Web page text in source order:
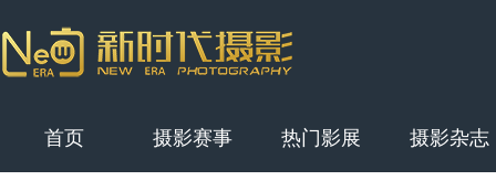
首页 摄影赛事 热门影展 摄影杂志